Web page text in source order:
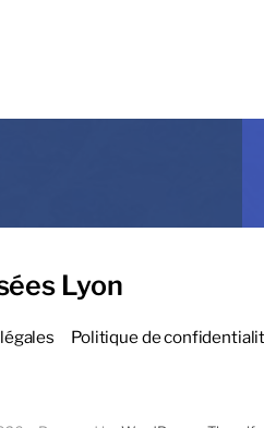
Lyon
Politique de